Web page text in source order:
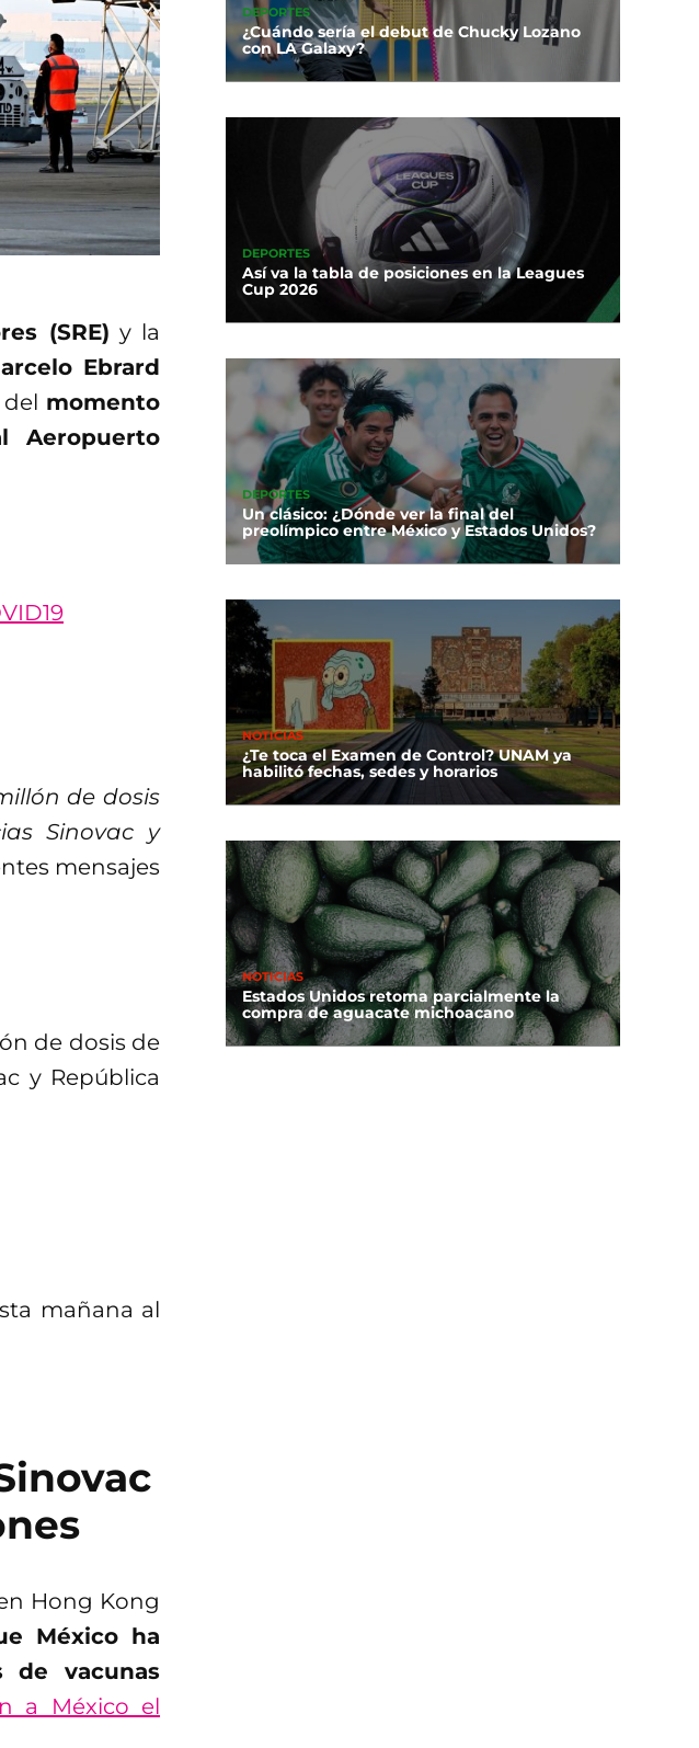
(SRE) y la
Ebrard
momento
Aeropuerto
de dosis
Sinovac y
mensajes
de dosis de
y República
mañana al
Hong Kong
México ha
de vacunas
a México el
DEPORTES
¿Cuándo sería el debut de Chucky Lozano
con LA Galaxy?
DEPORTES
Así va la tabla de posiciones en la Leagues
Cup 2026
DEPORTES
Un clásico: ¿Dónde ver la final del
preolímpico entre México y Estados Unidos?
NOTICIAS
¿Te toca el Examen de Control? UNAM ya
habilitó fechas, sedes y horarios
NOTICIAS
Estados Unidos retoma parcialmente la
compra de aguacate michoacano